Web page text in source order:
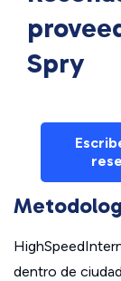
Spry
dentro de